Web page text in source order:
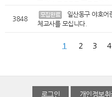
3848
일산동구 야호어
체교사를 모십니다.
1 2 3 4
로그인 개인정보